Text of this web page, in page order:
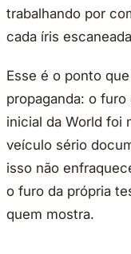
trabalhando por
cada íris
Esse é o ponto
propaganda: o
inicial da World foi
veículo sério
isso não
o furo da própria
quem mostra.